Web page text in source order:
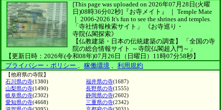
[This page was uploaded on 2026年07月28日(火曜
日)08時36分02秒] 『お寺メイト』 ｜ Temple Mate
｜ 2006-2026 It's fun to see the shrines and temples.
「寺社情報検索サイト」
《お寺巡り・
寺院仏閣探索》
【仏教建築・日本の伝統建築の調査】
「全国の寺
院の総合情報サイト ～寺院仏閣超入門～」
【更新日時：2026年(令和08年)07月26日（日曜日）11時07分58秒】
プライバシー・ポリシー 、 稼働環境 、 利用規約
【他府県の寺院】
石川県の寺(1380) 福井県の寺(1687)
山梨県の寺(1490) 長野県の寺(1555)
岐阜県の寺(2302) 静岡県の寺(2602)
愛知県の寺(4668) 三重県の寺(2342)